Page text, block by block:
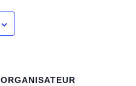
ORGANISATEUR